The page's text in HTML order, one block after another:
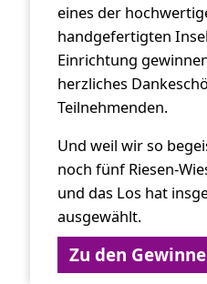
eines der
handgefertigten
Einrichtung
herzliches
Teilnehmenden.
Und weil wir so
noch fünf Riesen-
und das Los hat
ausgewählt.
Zu den